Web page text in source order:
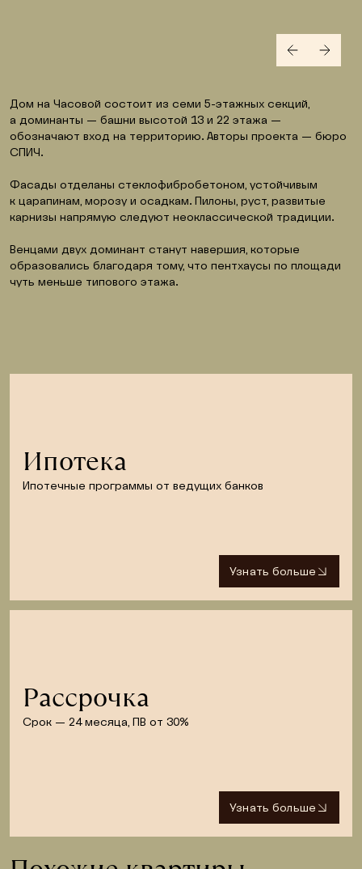
Дом на Часовой состоит из семи 5-этажных секций,
а доминанты — башни высотой 13 и 22 этажа —
обозначают вход на территорию. Авторы проекта — бюро
СПИЧ.
Фасады отделаны стеклофибробетоном, устойчивым
к царапинам, морозу и осадкам. Пилоны, руст, развитые
карнизы напрямую следуют неоклассической традиции.
Венцами двух доминант станут навершия, которые
образовались благодаря тому, что пентхаусы по площади
чуть меньше типового этажа.
Ипотека
Ипотечные программы от ведущих банков
Узнать больше
Рассрочка
Срок — 24 месяца, ПВ от 30%
Узнать больше